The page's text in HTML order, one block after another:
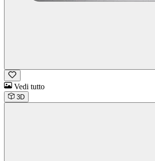
Vedi tutto
3D